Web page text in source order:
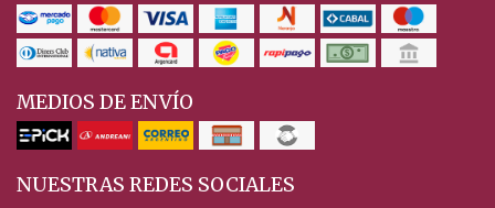
MEDIOS DE ENVÍO
NUESTRAS REDES SOCIALES